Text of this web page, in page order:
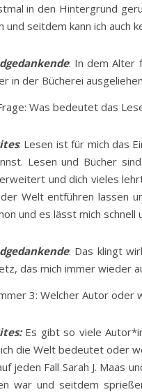
in den Hintergrund
und seitdem kann ich auch
: In dem Alter
in der Bücherei
Was bedeutet das
: Lesen ist für mich das
Lesen und Bücher
und dich vieles
Welt entführen lassen
und es lässt mich
: Das klingt
das mich immer wieder
3: Welcher Autor oder
Es gibt so viele
die Welt bedeutet oder
jeden Fall Sarah J. Maas
war und seitdem